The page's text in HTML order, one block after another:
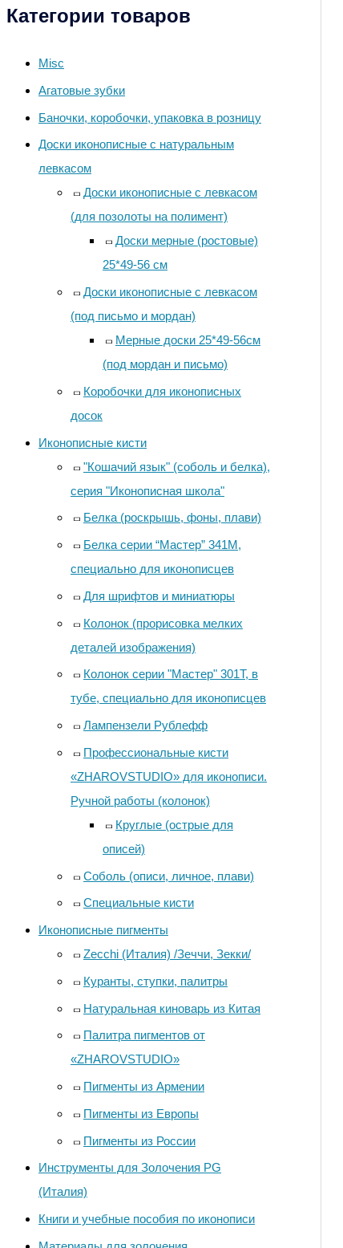
Категории товаров
Misc
Агатовые зубки
Баночки, коробочки, упаковка в розницу
Доски иконописные с натуральным
левкасом
Доски иконописные с левкасом
(для позолоты на полимент)
Доски мерные (ростовые)
25*49-56 см
Доски иконописные с левкасом
(под письмо и мордан)
Мерные доски 25*49-56см
(под мордан и письмо)
Коробочки для иконописных
досок
Иконописные кисти
"Кошачий язык" (соболь и белка),
серия "Иконописная школа"
Белка (роскрышь, фоны, плави)
Белка серии “Мастер” 341М,
специально для иконописцев
Для шрифтов и миниатюры
Колонок (прорисовка мелких
деталей изображения)
Колонок серии "Мастер" 301Т, в
тубе, специально для иконописцев
Лампензели Рублефф
Профессиональные кисти
«ZHAROVSTUDIO» для иконописи.
Ручной работы (колонок)
Круглые (острые для
описей)
Соболь (описи, личное, плави)
Специальные кисти
Иконописные пигменты
Zecchi (Италия) /Зеччи, Зекки/
Куранты, ступки, палитры
Натуральная киноварь из Китая
Палитра пигментов от
«ZHAROVSTUDIO»
Пигменты из Армении
Пигменты из Европы
Пигменты из России
Инструменты для Золочения PG
(Италия)
Книги и учебные пособия по иконописи